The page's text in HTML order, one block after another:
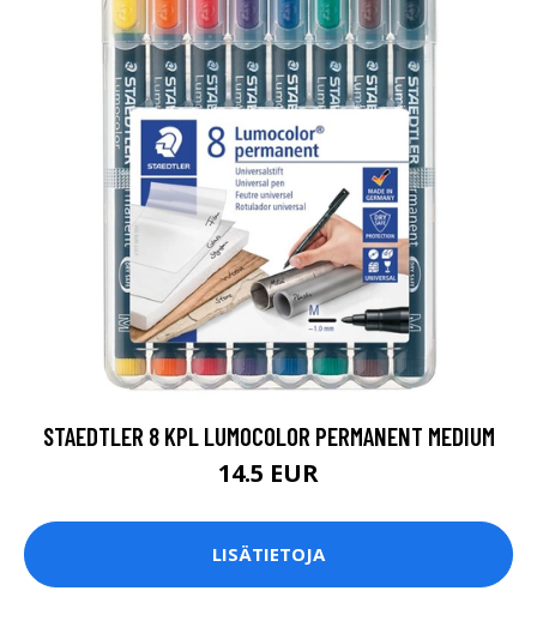
STAEDTLER 8 KPL LUMOCOLOR PERMANENT MEDIUM
14.5 EUR
LISÄTIETOJA